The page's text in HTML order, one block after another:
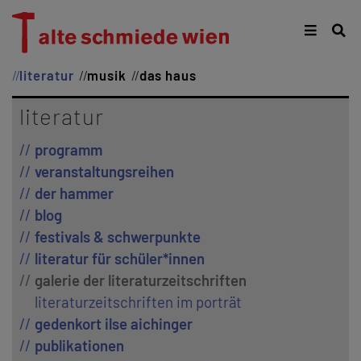
literatur musik das haus
literatur
programm
veranstaltungsreihen
der hammer
blog
festivals & schwerpunkte
literatur für schüler*innen
galerie der literaturzeitschriften
literaturzeitschriften im porträt
gedenkort ilse aichinger
publikationen